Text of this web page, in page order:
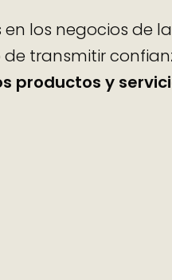
los negocios de
transmitir
productos y